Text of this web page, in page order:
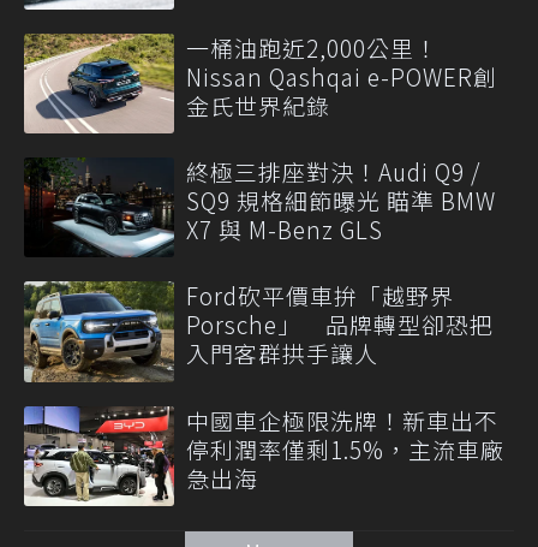
一桶油跑近2,000公里！
Nissan Qashqai e-POWER創
金氏世界紀錄
終極三排座對決！Audi Q9 /
SQ9 規格細節曝光 瞄準 BMW
X7 與 M-Benz GLS
Ford砍平價車拚「越野界
Porsche」 品牌轉型卻恐把
入門客群拱手讓人
中國車企極限洗牌！新車出不
停利潤率僅剩1.5%，主流車廠
急出海